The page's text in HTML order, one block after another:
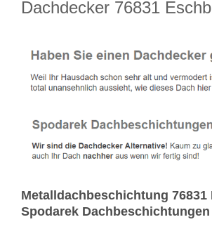
Dachdecker 76831
Metalldachbeschichtung 76831
Spodarek Dachbeschichtungen